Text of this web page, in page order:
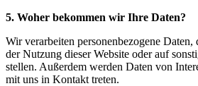
5. Woher bekommen wir Ihre Daten?
Wir verarbeiten personenbezogene Daten,
der Nutzung dieser Website oder auf
stellen. Außerdem werden Daten von
mit uns in Kontakt treten.